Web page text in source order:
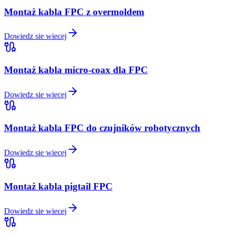
Montaż kabla FPC z overmoldem
Dowiedz sie wiecej
Montaż kabla micro-coax dla FPC
Dowiedz sie wiecej
Montaż kabla FPC do czujników robotycznych
Dowiedz sie wiecej
Montaż kabla pigtail FPC
Dowiedz sie wiecej